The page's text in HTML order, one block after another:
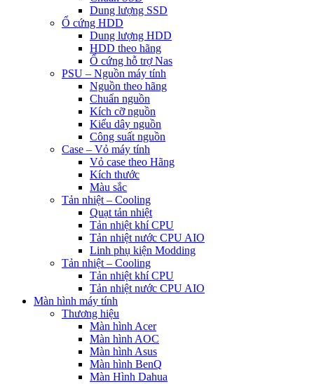
Dung lượng SSD
Ổ cứng HDD
Dung lượng HDD
HDD theo hãng
Ổ cứng hỗ trợ Nas
PSU – Nguồn máy tính
Nguồn theo hãng
Chuẩn nguồn
Kích cỡ nguồn
Kiểu dây nguồn
Công suất nguồn
Case – Vỏ máy tính
Vỏ case theo Hãng
Kích thước
Màu sắc
Tản nhiệt – Cooling
Quạt tản nhiệt
Tản nhiệt khí CPU
Tản nhiệt nước CPU AIO
Linh phụ kiện Modding
Tản nhiệt – Cooling
Tản nhiệt khí CPU
Tản nhiệt nước CPU AIO
Màn hình máy tính
Thương hiệu
Màn hình Acer
Màn hình AOC
Màn hình Asus
Màn hình BenQ
Màn Hình Dahua